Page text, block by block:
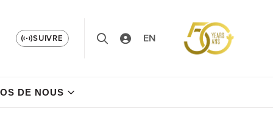
SUIVRE EN
DE NOUS